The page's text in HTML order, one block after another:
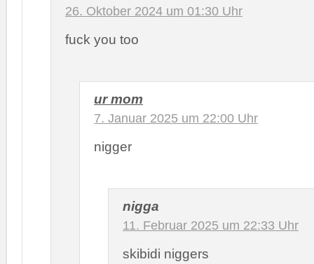
26. Oktober 2024 um 01:30 Uhr
fuck you too
ur mom
7. Januar 2025 um 22:00 Uhr
nigger
nigga
11. Februar 2025 um 22:33 Uhr
skibidi niggers